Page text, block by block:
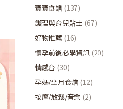
寶寶食譜 (137)
護理與育兒貼士 (67)
好物推薦 (16)
懷孕前後必學資訊 (20)
情感台 (30)
孕媽/坐月食譜 (12)
按摩/放鬆/音樂 (2)